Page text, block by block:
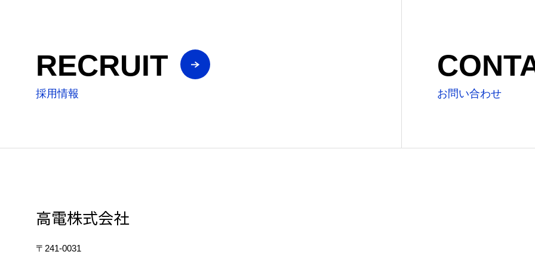
RECRUIT
採用情報 お問い合わせ
高電株式会社
〒241-0031